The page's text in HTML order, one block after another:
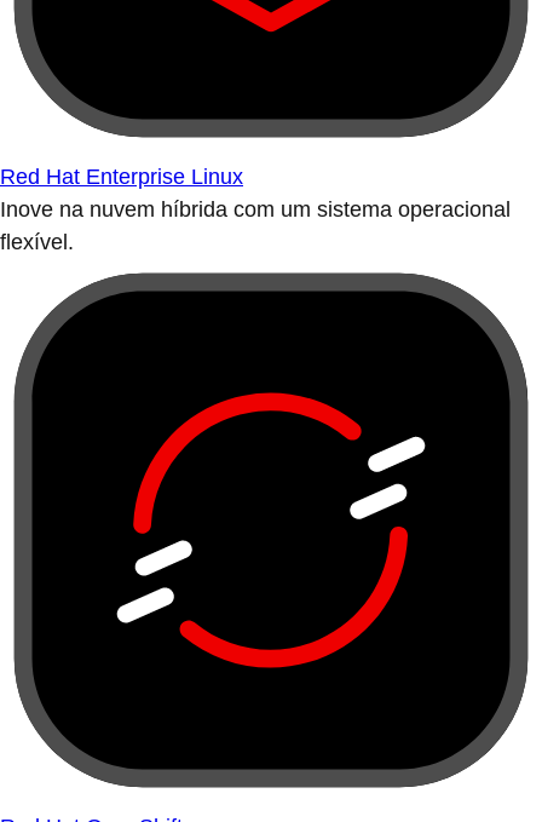
Red Hat Enterprise Linux
Inove na nuvem híbrida com um sistema operacional
flexível.